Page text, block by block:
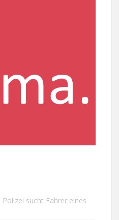
sucht Fahrer eines